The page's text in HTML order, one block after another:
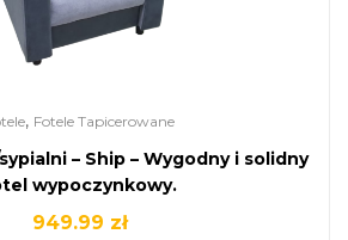
, Fotele Tapicerowane
– Ship – Wygodny i solidny
wypoczynkowy.
949.99 zł